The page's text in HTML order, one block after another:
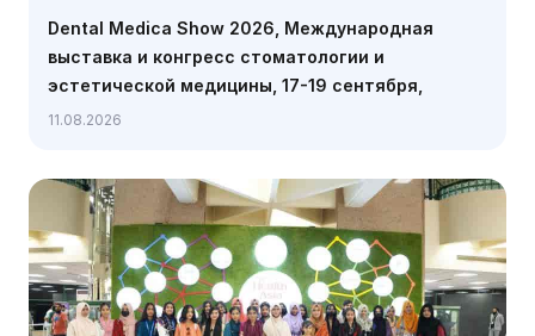
Dental Medica Show 2026, Международная
выставка и конгресс стоматологии и
эстетической медицины, 17-19 сентября,
Варшава
11.08.2026